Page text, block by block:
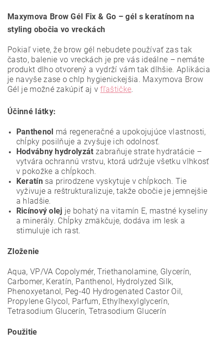
Maxymova Brow Gél Fix & Go – gél s keratínom na
styling obočia vo vreckách
Pokiaľ viete, že brow gél nebudete používať zas tak
často, balenie vo vreckách je pre vás ideálne – nemáte
produkt dlho otvorený a vydrží vám tak dlhšie. Aplikácia
je navyše zase o chlp hygienickejšia. Maxymova Brow
Gél je možné zakúpiť aj vfľaštičke.
Účinné látky:
Panthenol má regeneračné a upokojujúce vlastnosti,
chĺpky posilňuje a zvyšuje ich odolnosť.
Hodvábny hydrolyzát zabraňuje strate hydratácie –
vytvára ochrannú vrstvu, ktorá udržuje všetku vlhkosť
v pokožke a chĺpkoch.
Keratínsa prirodzene vyskytuje v chĺpkoch. Tie
vyživuje a reštrukturalizuje, takže obočie je jemnejšie
a hladšie.
Ricínový olej je bohatý na vitamín E, mastné kyseliny
a minerály. Chĺpky zmäkčuje, dodáva im lesk a
stimuluje ich rast.
Zloženie
Aqua, VP/VA Copolymér, Triethanolamine, Glycerín,
Carbomer, Keratín, Panthenol, Hydrolyzed Silk,
Phenoxyetanol, Peg-40 Hydrogenated Castor Oil,
Propylene Glycol, Parfum, Ethylhexylglycerín,
Tetrasodium Glucerín, Tetrasodium Glucerín
Použitie